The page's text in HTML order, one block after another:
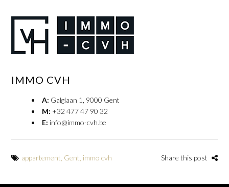
IMMO CVH
A: Galglaan 1, 9000 Gent
M: +32 477 47 90 32
E: info@immo-cvh.be
appartement Gent immo cvh Share this post